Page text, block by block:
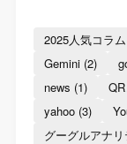
2025人気コラム
Gemini(2)
news (1)
yahoo(3)
グーグルアナ